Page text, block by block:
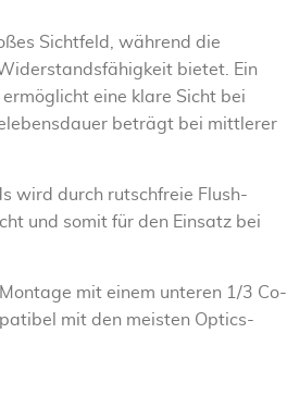
Sichtfeld, während die
bietet. Ein
eine klare Sicht bei
beträgt bei mittlerer
wird durch rutschfreie Flush-
und somit für den Einsatz bei
mit einem unteren 1/3 Co-
mit den meisten Optics-